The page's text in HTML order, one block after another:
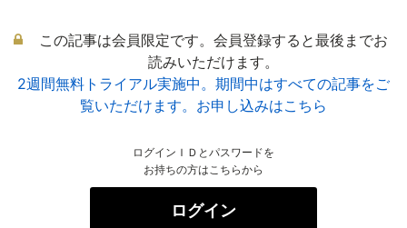
この記事は会員限定です。会員登録すると最後までお
読みいただけます。
2週間無料トライアル実施中。期間中はすべての記事をご
覧いただけます。お申し込みはこちら
ログインＩＤとパスワードを
お持ちの方はこちらから
ログイン